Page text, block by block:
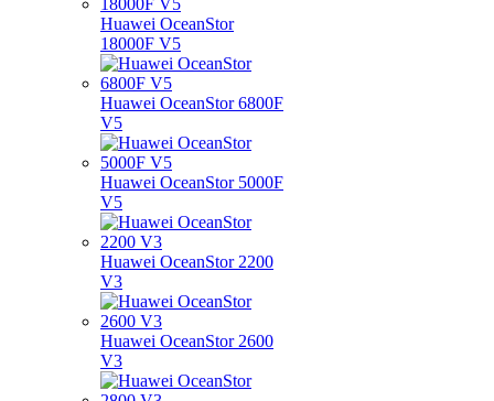
Huawei OceanStor
18000F V5
Huawei OceanStor 6800F
V5
Huawei OceanStor 5000F
V5
Huawei OceanStor 2200
V3
Huawei OceanStor 2600
V3